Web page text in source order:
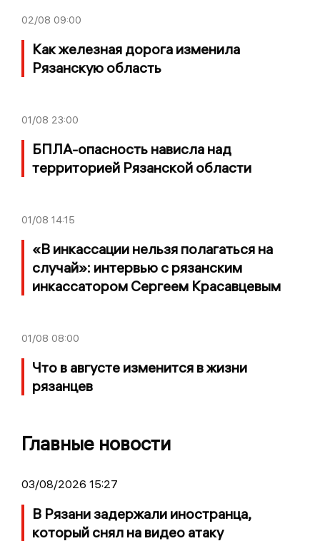
02/08 09:00
Как железная дорога изменила
Рязанскую область
01/08 23:00
БПЛА-опасность нависла над
территорией Рязанской области
01/08 14:15
«В инкассации нельзя полагаться на
случай»: интервью с рязанским
инкассатором Сергеем Красавцевым
01/08 08:00
Что в августе изменится в жизни
рязанцев
Главные новости
03/08/2026 15:27
В Рязани задержали иностранца,
который снял на видео атаку